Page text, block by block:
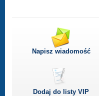
Napisz wiadomość
Dodaj do listyVIP